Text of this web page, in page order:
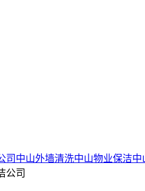
司 中山外墙清洗中山物业保洁中
公司